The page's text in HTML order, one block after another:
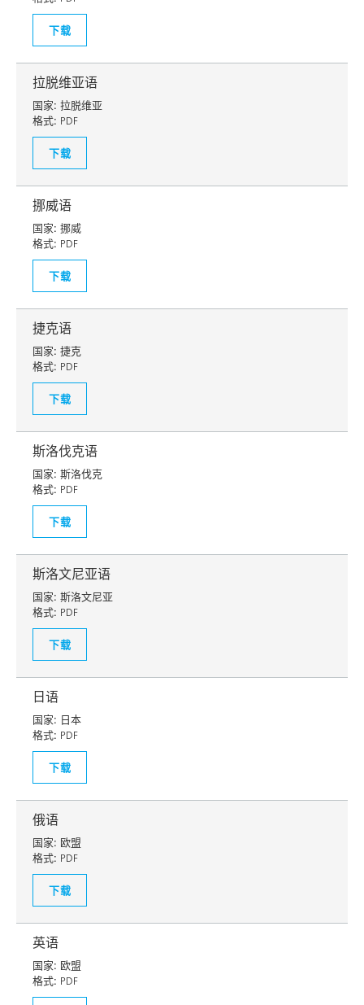
下载
拉脱维亚语
国家: 拉脱维亚
格式: PDF
下载
挪威语
国家: 挪威
格式: PDF
下载
捷克语
国家: 捷克
格式: PDF
下载
斯洛伐克语
国家: 斯洛伐克
格式: PDF
下载
斯洛文尼亚语
国家: 斯洛文尼亚
格式: PDF
下载
日语
国家: 日本
格式: PDF
下载
俄语
国家: 欧盟
格式: PDF
下载
英语
国家: 欧盟
格式: PDF